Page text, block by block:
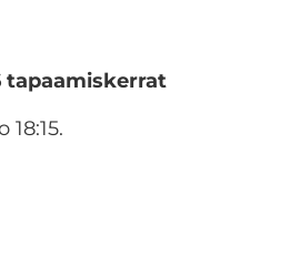
tapaamiskerrat